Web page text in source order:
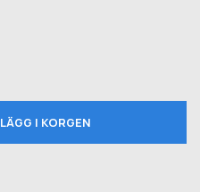
LÄGG I KORGEN